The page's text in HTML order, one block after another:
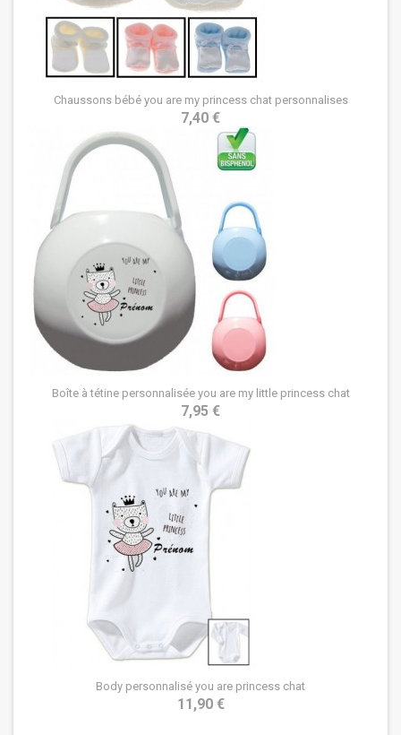
Chaussons bébé you are my princess chat personnalises
7,40 €
Boîte à tétine personnalisée you are my little princess chat
7,95 €
Body personnalisé you are princess chat
11,90 €